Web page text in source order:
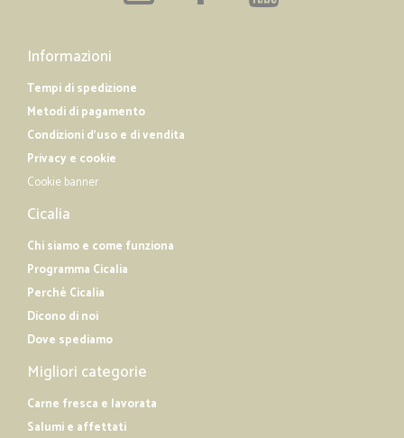
Informazioni
Tempi di spedizione
Metodi di pagamento
Condizioni d'uso e di vendita
Privacy e cookie
Cookie banner
Cicalia
Chi siamo e come funziona
Programma Cicalia
Perché Cicalia
Dicono di noi
Dove spediamo
Migliori categorie
Carne fresca e lavorata
Salumi e affettati